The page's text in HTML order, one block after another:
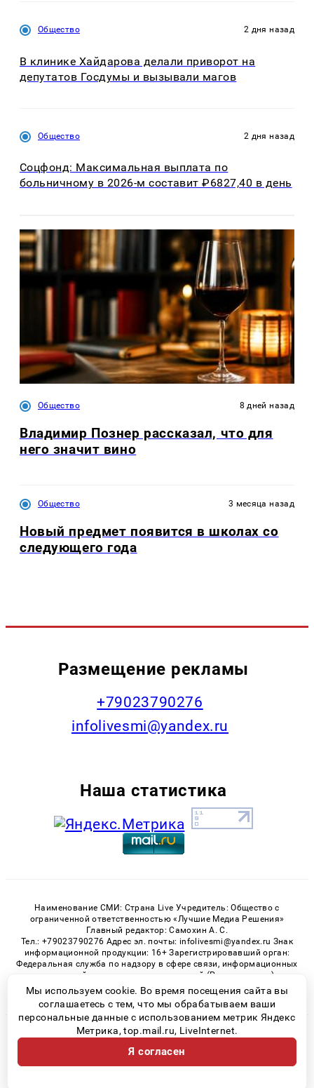
Общество 2 дня назад
В клинике Хайдарова делали приворот на
депутатов Госдумы и вызывали магов
Общество 2 дня назад
Соцфонд: Максимальная выплата по
больничному в 2026-м составит ₽6827,40 в день
Общество 8 дней назад
Владимир Познер рассказал, что для
него значит вино
Общество 3 месяца назад
Новый предмет появится в школах со
следующего года
Размещение рекламы
+79023790276
infolivesmi@yandex.ru
Наша статистика
Наименование СМИ: Страна Live Учредитель: Общество с
ограниченной ответственностью «Лучшие Медиа Решения»
Главный редактор: Самохин А. С.
Тел.: +79023790276 Адрес эл. почты: infolivesmi@yandex.ru Знак
информационной продукции: 16+ Зарегистрировавший орган:
Федеральная служба по надзору в сфере связи, информационных
технологий и массовых коммуникаций (Роскомнадзор)
Регистрационный номер СМИ ЭЛ № ФС 77 - 82538 от 21.01.2022
© 2026 «» | Все права защищены
Возрастная категория сайта 16+
Политика конфиденциальности
Мы используем cookie. Во время посещения сайта вы
соглашаетесь с тем, что мы обрабатываем ваши
персональные данные с использованием метрик Яндекс
Метрика, top.mail.ru, LiveInternet.
Я согласен